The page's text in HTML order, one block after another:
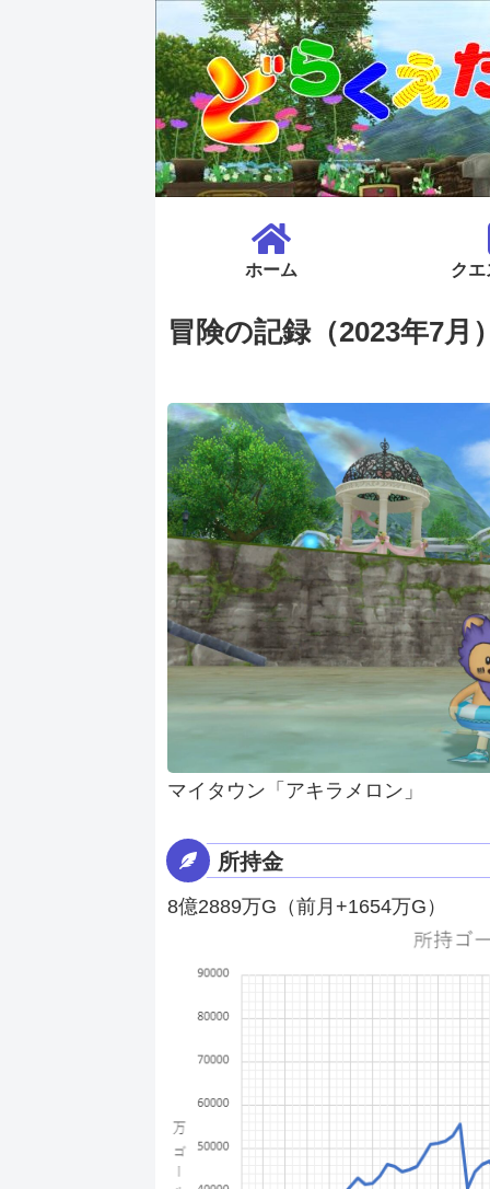
ホーム クエ
冒険の記録（2023年7月
マイタウン「アキラメロン」
所持金
8億2889万G（前月+1654万G）